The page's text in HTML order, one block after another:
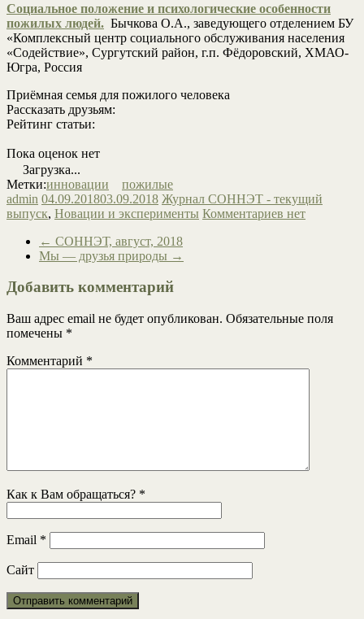
Социальное положение и психологические особенности
пожилых людей. Бычкова О.А., заведующего отделением БУ
«Комплексный центр социального обслуживания населения
«Содействие», Сургутский район, г.п. Фёдоровский, ХМАО-
Югра, Россия
Приёмная семья для пожилого человека
Рассказать друзьям:
Рейтинг статьи:
Пока оценок нет
Загрузка...
Метки:инновации
пожилые
admin 04.09.201803.09.2018 Журнал СОННЭТ - текущий
выпуск, Новации и эксперименты Комментариев нет
← СОННЭТ, август, 2018
Мы — друзья природы →
Добавить комментарий
Ваш адрес email не будет опубликован. Обязательные поля
помечены *
Комментарий *
Как к Вам обращаться? *
Email *
Сайт